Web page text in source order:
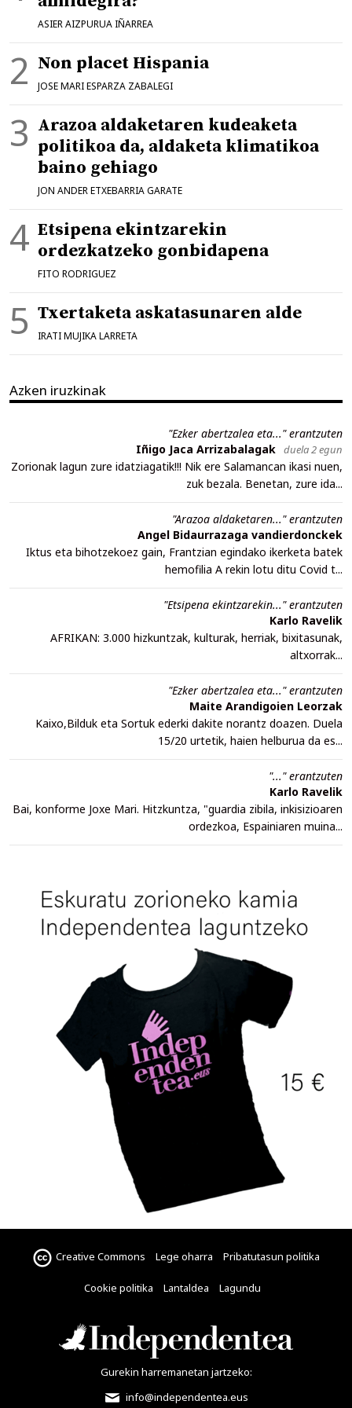
ASIER AIZPURUA IÑARREA
Non placet Hispania
JOSE MARI ESPARZA ZABALEGI
Arazoa aldaketaren kudeaketa
politikoa da, aldaketa klimatikoa
baino gehiago
JON ANDER ETXEBARRIA GARATE
Etsipena ekintzarekin
ordezkatzeko gonbidapena
FITO RODRIGUEZ
Txertaketa askatasunaren alde
IRATI MUJIKA LARRETA
Azken iruzkinak
"Ezker abertzalea eta..." erantzuten
Iñigo Jaca Arrizabalagak duela 2 egun
Zorionak lagun zure idatziagatik!!! Nik ere Salamancan ikasi nuen,
zuk bezala. Benetan, zure ida...
"Arazoa aldaketaren..." erantzuten
Angel Bidaurrazaga vandierdonckek
Iktus eta bihotzekoez gain, Frantzian egindako ikerketa batek
hemofilia A rekin lotu ditu Covid t...
"Etsipena ekintzarekin..." erantzuten
Karlo Ravelik
AFRIKAN: 3.000 hizkuntzak, kulturak, herriak, bixitasunak,
altxorrak...
"Ezker abertzalea eta..." erantzuten
Maite Arandigoien Leorzak
Kaixo,Bilduk eta Sortuk ederki dakite norantz doazen. Duela
15/20 urtetik, haien helburua da es...
"..." erantzuten
Karlo Ravelik
Bai, konforme Joxe Mari. Hitzkuntza, "guardia zibila, inkisizioaren
ordezkoa, Espainiaren muina...
Creative Commons Lege oharra Pribatutasun politika
Cookie politika Lantaldea Lagundu
Gurekin harremanetan jartzeko:
info@independentea.eus